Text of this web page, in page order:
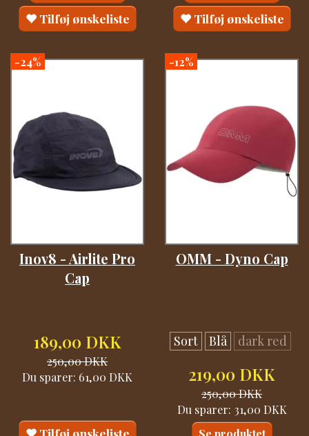
Tilføj ønskeliste Tilføj ønskeliste
-24%
Inov8 - Airlite Pro
Cap
189,00 DKK
250,00 DKK
Du sparer: 61,00 DKK
-12%
OMM - Dyno Cap
Sort Blå dark red
219,00 DKK
250,00 DKK
Du sparer: 31,00 DKK